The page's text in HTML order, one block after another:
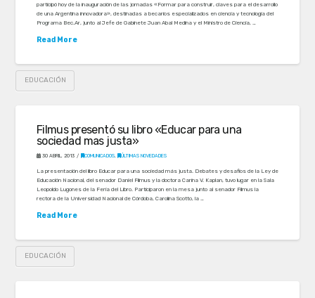
participó hoy de la inauguración de las jornadas «Formar para construir, claves para el desarrollo
de una Argentina innovadora», destinadas a becarios especializados en ciencia y tecnología del
Programa Bec.Ar, junto al Jefe de Gabinete Juan Abal Medina y el Ministro de Ciencia, …
Read More
EDUCACIÓN
Filmus presentó su libro «Educar para una
sociedad mas justa»
30 ABRIL, 2013 COMUNICADOS, ÚLTIMAS NOVEDADES
La presentación del libro Educar para una sociedad más justa. Debates y desafíos de la Ley de
Educación Nacional, del senador Daniel Filmus y la doctora Carina V. Kaplan, tuvo lugar en la Sala
Leopoldo Lugones de la Feria del Libro. Participaron en la mesa junto al senador Filmus la
rectora de la Universidad Nacional de Córdoba, Carolina Scotto, la …
Read More
EDUCACIÓN